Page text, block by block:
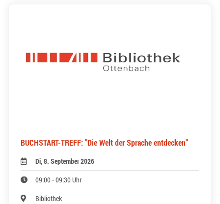
BUCHSTART-TREFF: "Die Welt der Sprache entdecken"
Di, 8. September 2026
09:00 - 09:30 Uhr
Bibliothek